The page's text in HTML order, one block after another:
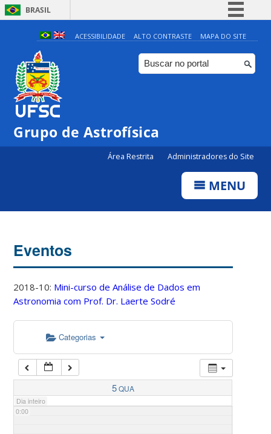
BRASIL
Simplifique!
Comunica BR
Participe
ACESSIBILIDADE ALTO CONTRASTE MAPA DO SITE
Grupo de Astrofísica
Área Restrita Administradores do Site
MENU
Eventos
2018-10: Mini-curso de Análise de Dados em
Astronomia com Prof. Dr. Laerte Sodré
Categorias
5QUA
Dia inteiro
0:00